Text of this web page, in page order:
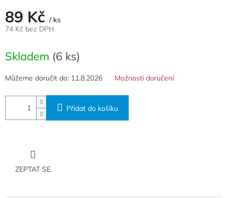
89 Kč / ks
74 Kč bez DPH
cena:
Skladem (6 ks)
Můžeme doručit do: 11.8.2026 Možnosti doručení
Přidat do košíku
ZEPTAT SE